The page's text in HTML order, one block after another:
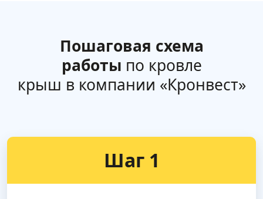
Пошаговая схема
работы по кровле
крыш в компании «Кронвест»
Шаг 1